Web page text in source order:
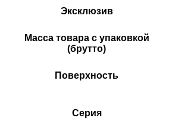
Эксклюзив
Масса товара с упаковкой
(брутто)
Поверхность
Серия